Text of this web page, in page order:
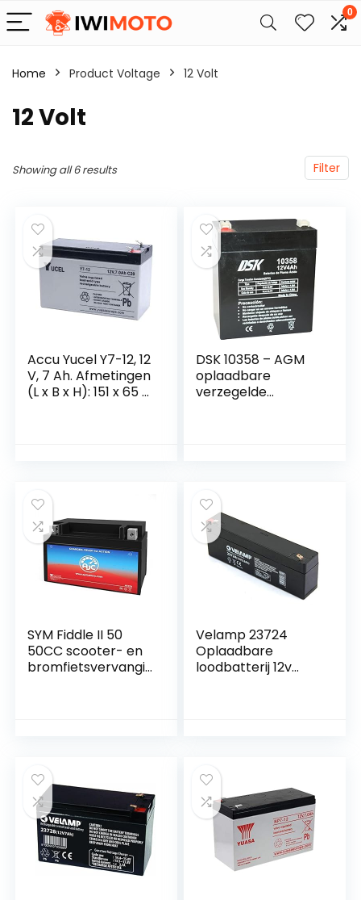
0
Home Product Voltage ‎12 Volt
‎12 Volt
Filter
Showing all 6 results
Accu Yucel Y7-12, 12
V, 7 Ah. Afmetingen
(L x B x H): 151 x 65 x
DSK 10358 – AGM
oplaadbare
verzegelde
scooters,
alarmsystemen,
signalisatie en
noodverlichting,Wit
en grijs
SYM Fiddle II 50
50CC scooter- en
bromfietsvervangi
Velamp 23724
Oplaadbare
loodbatterij 12v